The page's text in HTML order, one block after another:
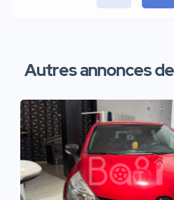
Autres annonces